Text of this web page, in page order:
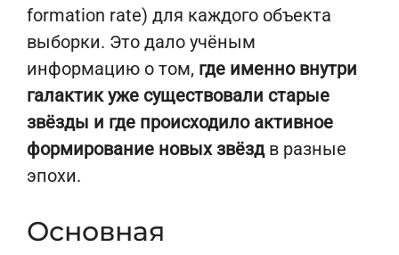
formation rate) для каждого объекта
выборки. Это дало учёным
информацию о том, где именно внутри
галактик уже существовали старые
звёзды и где происходило активное
формирование новых звёздв разные
эпохи.
Основная